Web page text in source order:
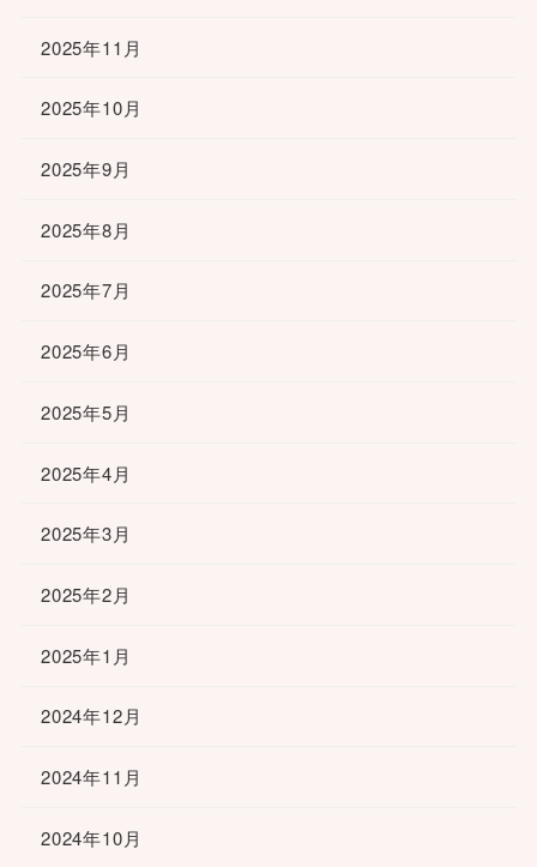
2025年11月
2025年10月
2025年9月
2025年8月
2025年7月
2025年6月
2025年5月
2025年4月
2025年3月
2025年2月
2025年1月
2024年12月
2024年11月
2024年10月